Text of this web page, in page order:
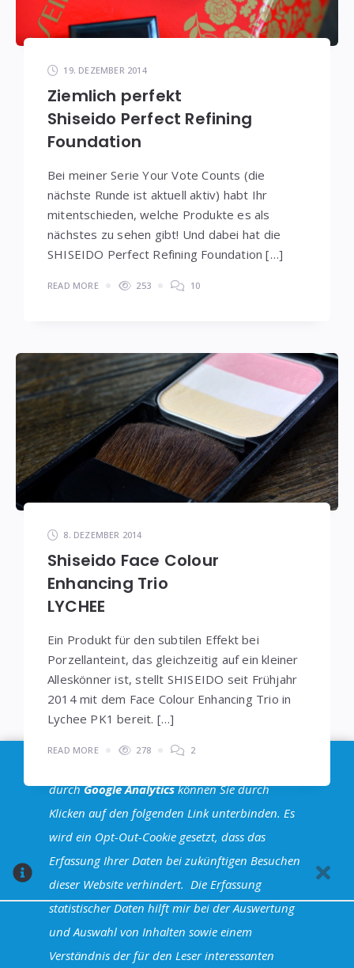
19. DEZEMBER 2014
Ziemlich perfekt
Shiseido Perfect Refining
Foundation
Bei meiner Serie Your Vote Counts (die
nächste Runde ist aktuell aktiv) habt Ihr
mitentschieden, welche Produkte es als
nächstes zu sehen gibt! Und dabei hat die
SHISEIDO Perfect Refining Foundation […]
READ MORE 253 10
8. DEZEMBER 2014
Shiseido Face Colour
Enhancing Trio
LYCHEE
Ein Produkt für den subtilen Effekt bei
Porzellanteint, das gleichzeitig auf ein kleiner
Alleskönner ist, stellt SHISEIDO seit Frühjahr
2014 mit dem Face Colour Enhancing Trio in
Lychee PK1 bereit. […]
READ MORE 278 2
Seitennummerierung
der
Beiträge
1 2 3
Halva Theme - Powered by WordPress
durchGoogle Analyticskönnen Sie durch
Klicken auf den folgenden Link unterbinden. Es
wird ein Opt-Out-Cookie gesetzt, dass das
Erfassung Ihrer Daten bei zukünftigen Besuchen
dieser Website verhindert. Die Erfassung
statistischer Daten hilft mir bei der Auswertung
und Auswahl von Inhalten sowie einem
Verständnis der für den Leser interessanten